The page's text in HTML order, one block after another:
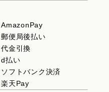
AmazonPay
郵便局後払い
代金引換
d払い
ソフトバンク決済
楽天Pay